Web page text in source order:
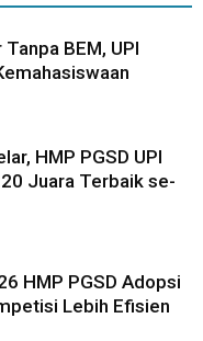
BEM, UPI
HMP PGSD UPI
Juara Terbaik se-
HMP PGSD Adopsi
Lebih Efisien